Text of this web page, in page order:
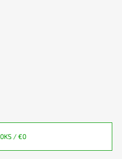
0KS /€0